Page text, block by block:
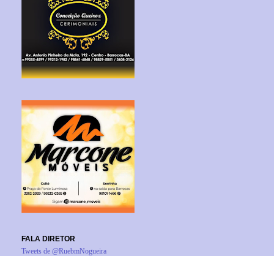
FALA DIRETOR
Tweets de @RuebmNogueira